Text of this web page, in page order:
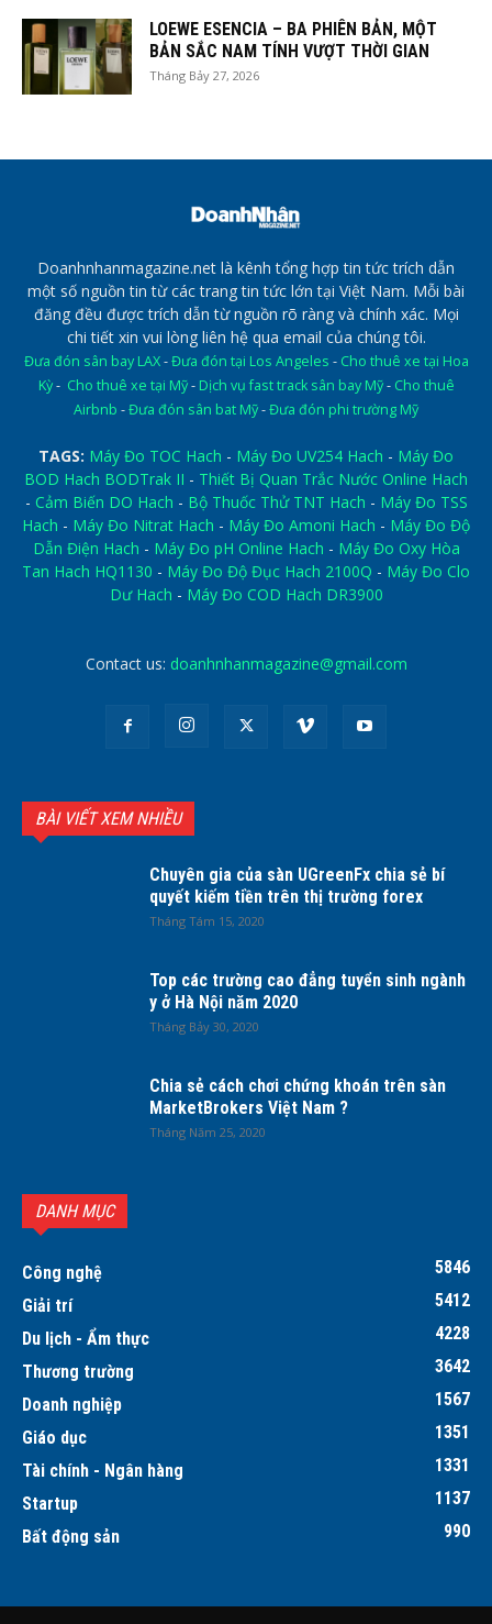
LOEWE ESENCIA – BA PHIÊN BẢN, MỘT
BẢN SẮC NAM TÍNH VƯỢT THỜI GIAN
Tháng Bảy 27, 2026
Doanhnhanmagazine.net là kênh tổng hợp tin tức trích dẫn
một số nguồn tin từ các trang tin tức lớn tại Việt Nam. Mỗi bài
đăng đều được trích dẫn từ nguồn rõ ràng và chính xác. Mọi
chi tiết xin vui lòng liên hệ qua email của chúng tôi.
Đưa đón sân bay LAX-Đưa đón tại Los Angeles - Cho thuê xe tại Hoa
Kỳ- Cho thuê xe tại Mỹ- Dịch vụ fast track sân bay Mỹ- Cho thuê
Airbnb -Đưa đón sân bat Mỹ-Đưa đón phi trường Mỹ
TAGS: Máy Đo TOC Hach - Máy Đo UV254 Hach - Máy Đo
BOD Hach BODTrak II - Thiết Bị Quan Trắc Nước Online Hach
- Cảm Biến DO Hach - Bộ Thuốc Thử TNT Hach - Máy Đo TSS
Hach - Máy Đo Nitrat Hach - Máy Đo Amoni Hach - Máy Đo Độ
Dẫn Điện Hach - Máy Đo pH Online Hach - Máy Đo Oxy Hòa
Tan Hach HQ1130 - Máy Đo Độ Đục Hach 2100Q - Máy Đo Clo
Dư Hach - Máy Đo COD Hach DR3900
Contact us: doanhnhanmagazine@gmail.com
BÀI VIẾT XEM NHIỀU
Chuyên gia của sàn UGreenFx chia sẻ bí
quyết kiếm tiền trên thị trường forex
Tháng Tám 15, 2020
Top các trường cao đẳng tuyển sinh ngành
y ở Hà Nội năm 2020
Tháng Bảy 30, 2020
Chia sẻ cách chơi chứng khoán trên sàn
MarketBrokers Việt Nam ?
Tháng Năm 25, 2020
DANH MỤC
Công nghệ
5846
Giải trí
5412
Du lịch - Ẩm thực
4228
Thương trường
3642
Doanh nghiệp
1567
Giáo dục
1351
Tài chính - Ngân hàng
1331
Startup
1137
Bất động sản
990